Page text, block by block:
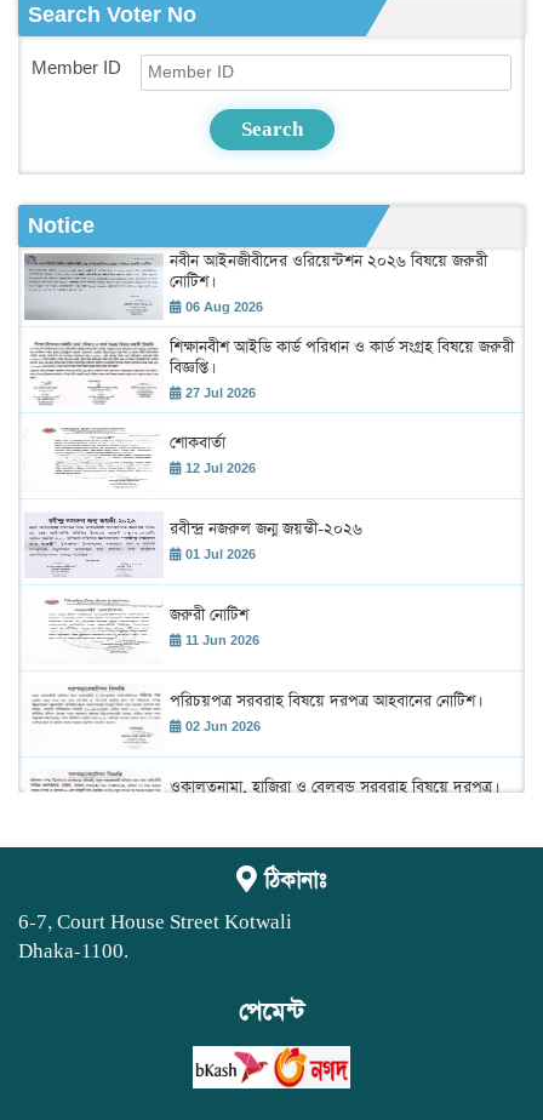
Search Voter No
Member ID
Search
Notice
নবীন আইনজীবীদের ওরিয়েন্টশন ২০২৬ বিষয়ে জরুরী
নোটিশ।
06 Aug 2026
শিক্ষানবীশ আইডি কার্ড পরিধান ও কার্ড সংগ্রহ বিষয়ে জরুরী
বিজ্ঞপ্তি।
27 Jul 2026
শোকবার্তা
12 Jul 2026
রবীন্দ্র নজরুল জন্ম জয়ন্তী-২০২৬
01 Jul 2026
জরুরী নোটিশ
11 Jun 2026
পরিচয়পত্র সরবরাহ বিষয়ে দরপত্র আহবানের নোটিশ।
02 Jun 2026
ওকালতনামা, হাজিরা ও বেলবন্ড সরবরাহ বিষয়ে দরপত্র।
শহীদ রাস্ট্রপতি জিয়াউর রহমান এর ৪৫তম শাহাদাৎ বার্ষিকী
উদ্ যাপন উপলক্ষে আলোচনা সভা ও দেয়া মাহফিল
বার্ষিক সাধারণ সভা
03 May 2026
ঠিকানাঃ
6-7, Court House Street Kotwali
Dhaka-1100.
পেমেন্ট